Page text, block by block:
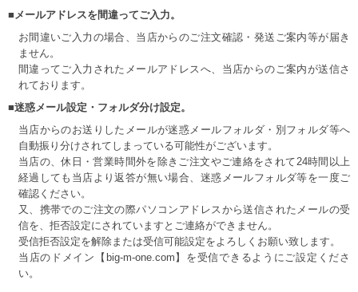
■メールアドレスを間違ってご入力。
お間違いご入力の場合、当店からのご注文確認・発送ご案内等が届き
ません。
間違ってご入力されたメールアドレスへ、当店からのご案内が送信さ
れております。
■迷惑メール設定・フォルダ分け設定。
当店からのお送りしたメールが迷惑メールフォルダ・別フォルダ等へ
自動振り分けされてしまっている可能性がございます。
当店の、休日・営業時間外を除きご注文やご連絡をされて24時間以上
経過しても当店より返答が無い場合、迷惑メールフォルダ等を一度ご
確認ください。
又、携帯でのご注文の際パソコンアドレスから送信されたメールの受
信を、拒否設定にされていますとご連絡ができません。
受信拒否設定を解除または受信可能設定をよろしくお願い致します。
当店のドメイン【big-m-one.com】を受信できるようにご設定くださ
い。